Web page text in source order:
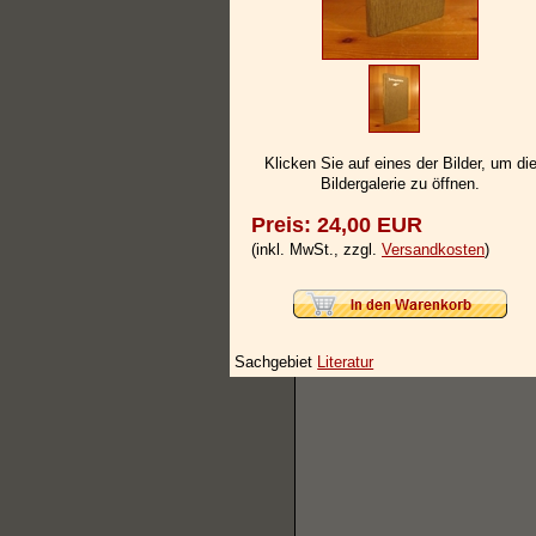
Klicken Sie auf eines der Bilder, um die
Bildergalerie zu öffnen.
Preis: 24,00 EUR
(inkl. MwSt., zzgl. Versandkosten)
Sachgebiet Literatur